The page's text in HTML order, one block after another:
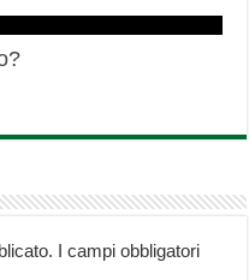
I campi obbligatori